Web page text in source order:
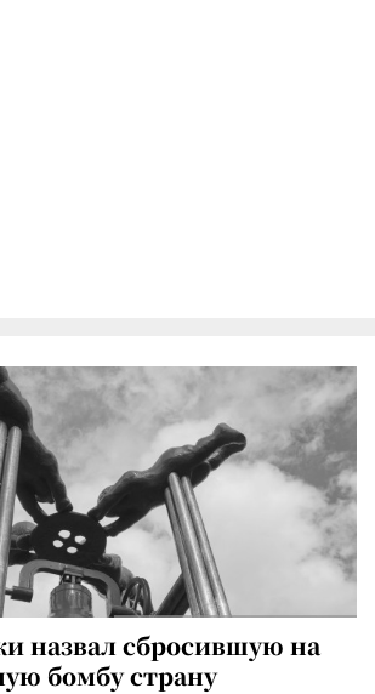
назвал сбросившую на
бомбу страну